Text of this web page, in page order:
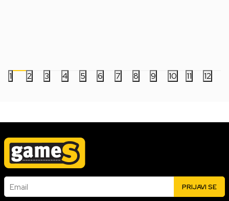
1 2 3 4 5 6 7 8 9 10 11 12
Email PRIJAVI SE